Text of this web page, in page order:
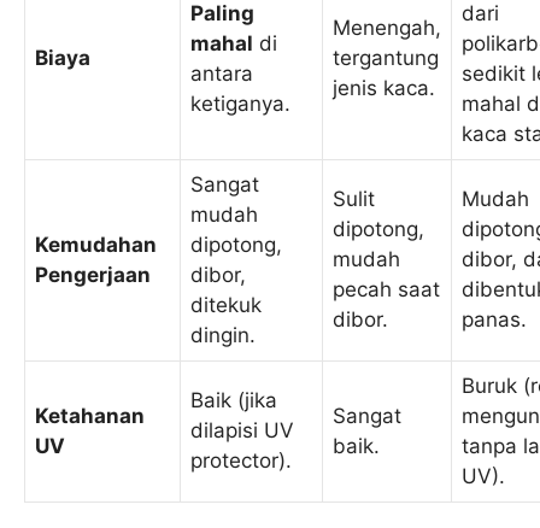
Biaya
Paling
mahal di
antara
ketiganya.
Menengah,
tergantung
jenis kaca.
dari
sedikit
mahal
kaca
Kemudahan
Pengerjaan
Sangat
mudah
dipotong,
dibor,
ditekuk
dingin.
Sulit
dipotong,
mudah
pecah saat
dibor.
Mudah
dibor,
panas.
Ketahanan
UV
Baik (jika
dilapisi UV
protector).
Sangat
baik.
Buruk
tanpa
UV).